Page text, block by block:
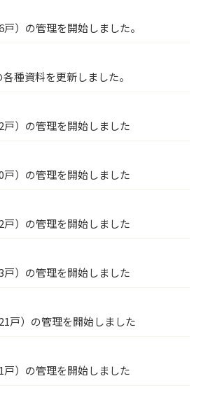
）の管理を開始しました。
種資料を更新しました。
）の管理を開始しました
）の管理を開始しました
）の管理を開始しました
戸）の管理を開始しました
戸）の管理を開始しました
）の管理を開始しました